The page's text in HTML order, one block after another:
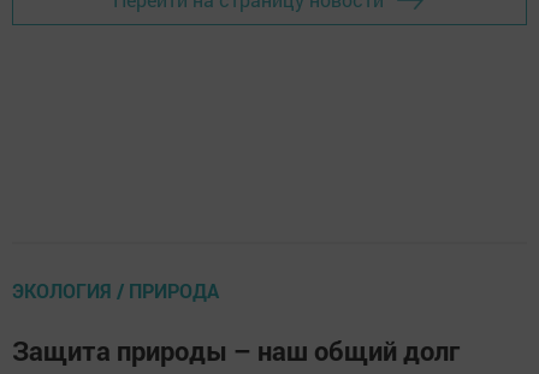
ЭКОЛОГИЯ / ПРИРОДА
Защита природы – наш общий долг